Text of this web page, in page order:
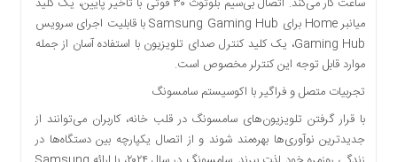
میانبر Home برای Samsung Gaming Hub با قابلیت اجرای سرویس
Gaming Hub، یک کلید کنترل صدای تلویزیون با استفاده آسان از جمله
موارد قابل توجه این کنترلر مخصوص است.
تجربیات متصل و فراگیر با اکوسیستم سامسونگ
با قرار گرفتن تلویزیون‌های سامسونگ در قلب خانه، کاربران می‌توانند از
جدیدترین نوآوری‌ها بهره‌مند شوند و از اتصال یکپارچه بین دستگاه‌ها در